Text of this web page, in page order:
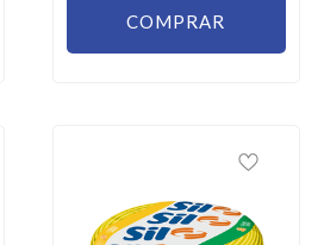
COMPRAR